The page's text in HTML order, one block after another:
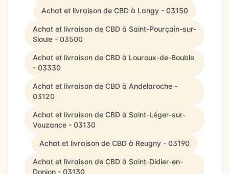
Achat et livraison de CBD à Langy - 03150
Achat et livraison de CBD à Saint-Pourçain-sur-
Sioule - 03500
Achat et livraison de CBD à Louroux-de-Bouble
- 03330
Achat et livraison de CBD à Andelaroche -
03120
Achat et livraison de CBD à Saint-Léger-sur-
Vouzance - 03130
Achat et livraison de CBD à Reugny - 03190
Achat et livraison de CBD à Saint-Didier-en-
Donjon - 03130